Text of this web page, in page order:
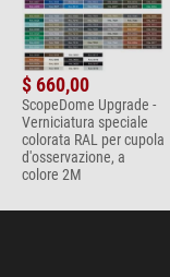
$ 660,00
ScopeDome Upgrade -
Verniciatura speciale
colorata RAL per cupola
d'osservazione, a
colore 2M